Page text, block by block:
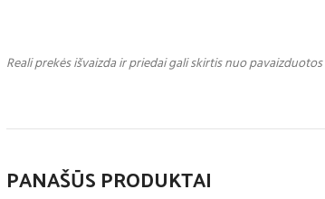
Reali prekės išvaizda ir priedai gali skirtis nuo
PANAŠŪS PRODUKTAI